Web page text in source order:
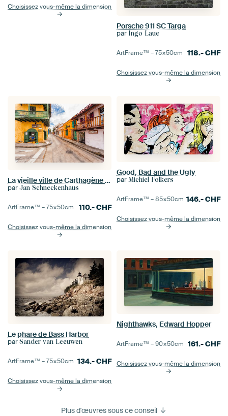
Choisissez vous-même la dimension
Porsche 911 SC Targa
par Ingo Laue
ArtFrame™ –75×50cm 118.-CHF
Choisissez vous-même la dimension
La vieille ville de Carthagène en Colombie
par Jan Schneckenhaus
ArtFrame™ –75×50cm 110.-CHF
Choisissez vous-même la dimension
Good, Bad and the Ugly
par Michiel Folkers
ArtFrame™ –85×50cm 146.-CHF
Choisissez vous-même la dimension
Le phare de Bass Harbor
par Sander van Leeuwen
ArtFrame™ –75×50cm 134.-CHF
Choisissez vous-même la dimension
Nighthawks, Edward Hopper
ArtFrame™ –90×50cm 161.-CHF
Choisissez vous-même la dimension
Plus d'œuvres sous ce conseil